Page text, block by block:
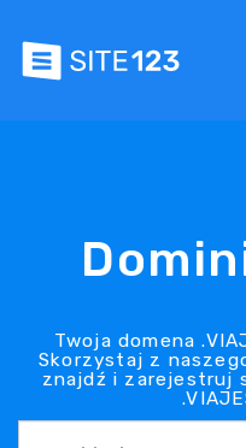
Twoja domena
Skorzystaj z
znajdź i zarejestruj